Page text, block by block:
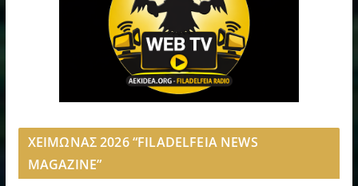
ΧΕΙΜΩΝΑΣ 2026 “FILADELFEIA NEWS
MAGAZINE”